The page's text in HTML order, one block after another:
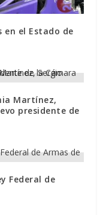
en el Estado de
Martínez,
presidente de
Federal de